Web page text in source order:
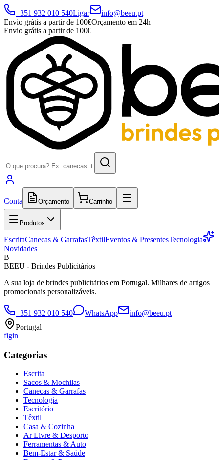
+351 932 010 540Ligar
info@beeu.pt
Envio grátis a partir de 100€Orçamento em 24h
Envio grátis a partir de 100€
Conta Orçamento Carrinho
Produtos
EscritaCanecas & GarrafasTêxtilEventos & PresentesTecnologia
Novidades
B
BEEU - Brindes Publicitários
A sua loja de brindes publicitários em Portugal. Milhares de artigos
promocionais personalizáveis.
+351 932 010 540 WhatsApp
info@beeu.pt
Portugal
figin
Categorias
Escrita
Sacos & Mochilas
Canecas & Garrafas
Tecnologia
Escritório
Têxtil
Casa & Cozinha
Ar Livre & Desporto
Ferramentas & Auto
Bem-Estar & Saúde